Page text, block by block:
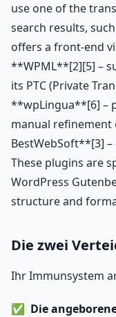
use one of the
search results,
offers a front-end
**WPML**[2][5] –
its PTC (Private
**wpLingua**[6] –
manual
BestWebSoft**[3]
These plugins are
WordPress
structure and
Die zwei
Ihr Immunsystem
Die